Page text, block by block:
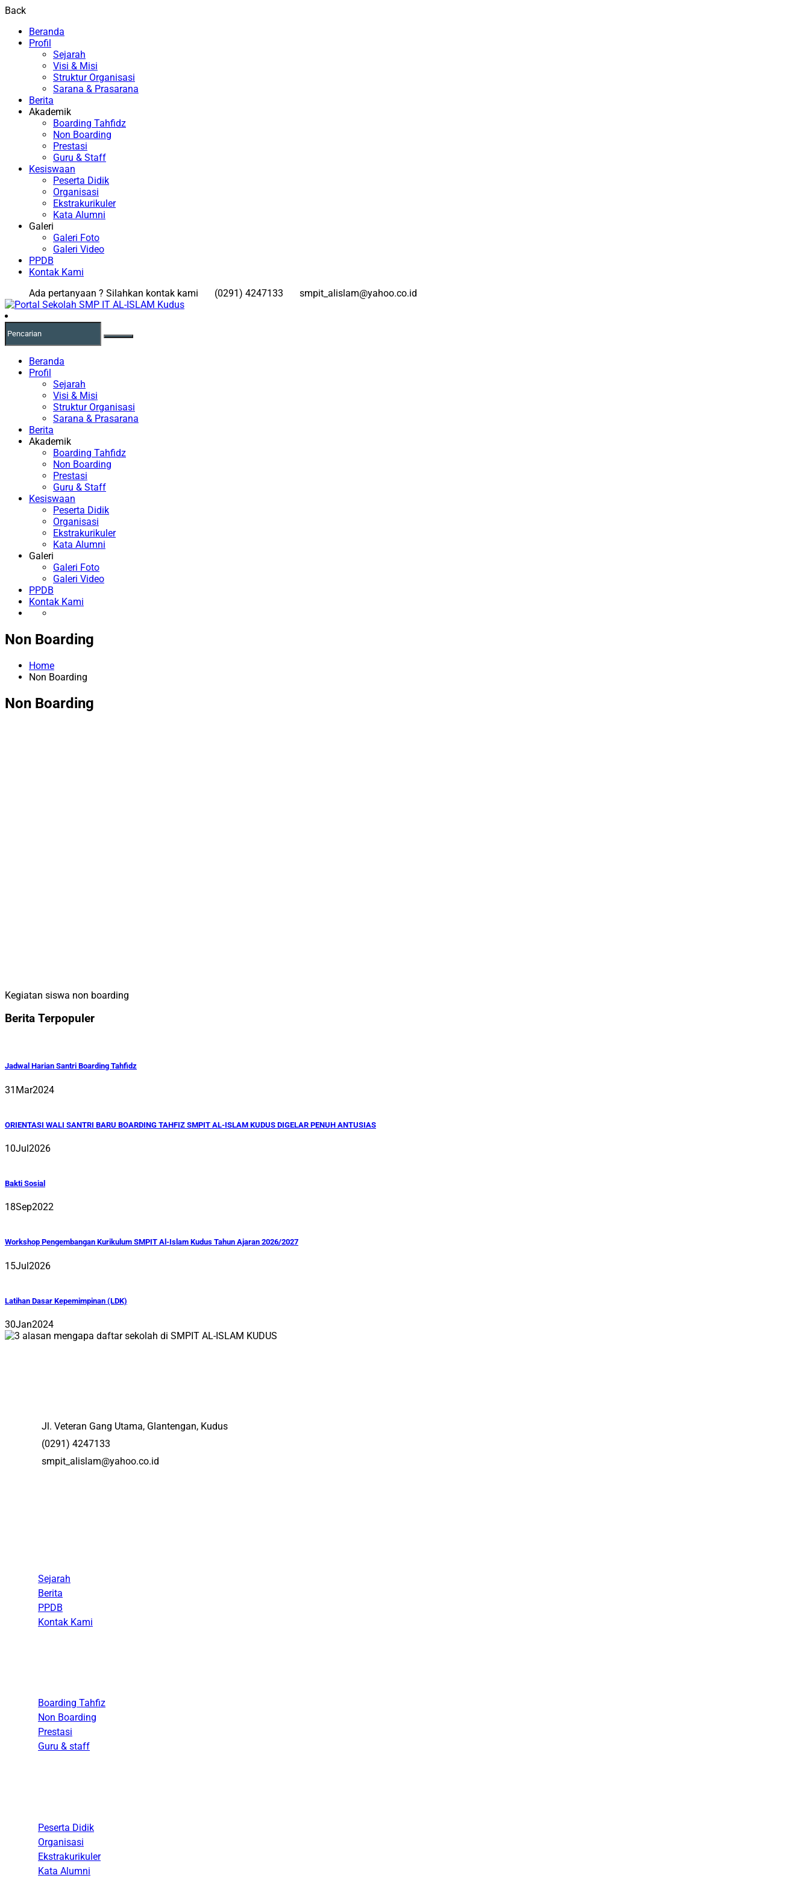
Back
Beranda
Profil
Sejarah
Visi & Misi
Struktur Organisasi
Sarana & Prasarana
Berita
Akademik
Boarding Tahfidz
Non Boarding
Prestasi
Guru & Staff
Kesiswaan
Peserta Didik
Organisasi
Ekstrakurikuler
Kata Alumni
Galeri
Galeri Foto
Galeri Video
PPDB
Kontak Kami
Ada pertanyaan ? Silahkan kontak kami
(0291) 4247133 smpit_alislam@yahoo.co.id
Beranda
Profil
Sejarah
Visi & Misi
Struktur Organisasi
Sarana & Prasarana
Berita
Akademik
Boarding Tahfidz
Non Boarding
Prestasi
Guru & Staff
Kesiswaan
Peserta Didik
Organisasi
Ekstrakurikuler
Kata Alumni
Galeri
Galeri Foto
Galeri Video
PPDB
Kontak Kami
Non Boarding
Home
Non Boarding
Non Boarding
Kegiatan siswa non boarding
Berita Terpopuler
Jadwal Harian Santri Boarding Tahfidz
31 Mar2024
ORIENTASI WALI SANTRI BARU BOARDING TAHFIZ SMPIT AL-ISLAM KUDUS DIGELAR PENUH ANTUSIAS
10Jul2026
Bakti Sosial
18Sep2022
Workshop Pengembangan Kurikulum SMPIT Al-Islam Kudus Tahun Ajaran 2026/2027
15Jul2026
Latihan Dasar Kepemimpinan (LDK)
30Jan2024
Jl. Veteran Gang Utama, Glantengan, Kudus
(0291) 4247133
smpit_alislam@yahoo.co.id
Sejarah
Berita
PPDB
Kontak Kami
Boarding Tahfiz
Non Boarding
Prestasi
Guru & staff
Peserta Didik
Organisasi
Ekstrakurikuler
Kata Alumni